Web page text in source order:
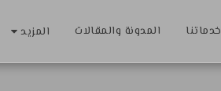
خدماتنا المدونة والمقالات المزيد